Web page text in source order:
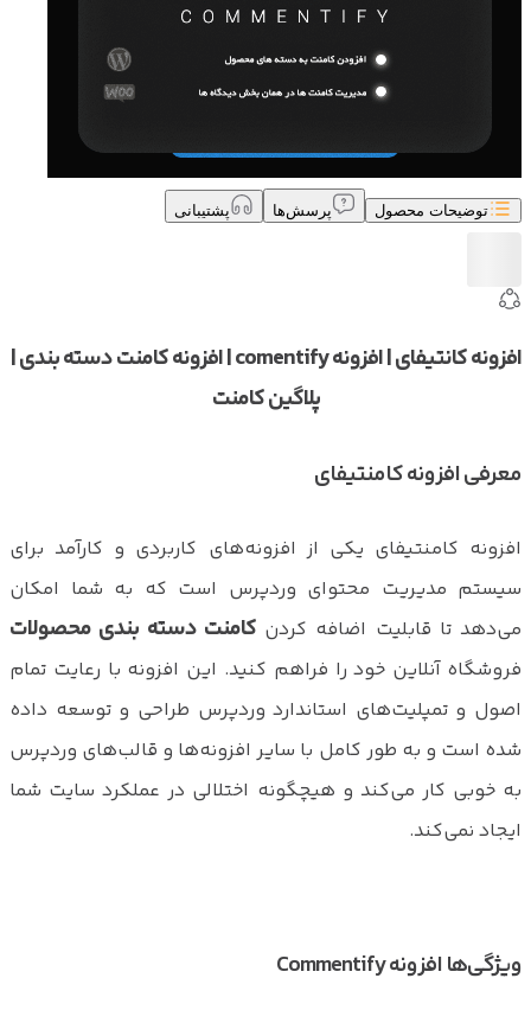
توضیحات محصول پرسش‌ها پشتیبانی
افزونه کانتیفای | افزونه comentify |‌ افزونه کامنت دسته بندی |‌
پلاگین کامنت
معرفی افزونه کامنتیفای
افزونه کامنتیفای یکی از افزونه‌های کاربردی و کارآمد برای
سیستم مدیریت محتوای وردپرس است که به شما امکان
می‌دهد تا قابلیت اضافه کردنکامنت دسته بندی محصولات
فروشگاه آنلاین خود را فراهم کنید. این افزونه با رعایت تمام
اصول و تمپلیت‌های استاندارد وردپرس طراحی و توسعه داده
شده است و به طور کامل با سایر افزونه‌ها و قالب‌های وردپرس
به خوبی کار می‌کند و هیچگونه اختلالی در عملکرد سایت شما
ایجاد نمی‌کند.
ویژگی‌ها افزونه Commentify